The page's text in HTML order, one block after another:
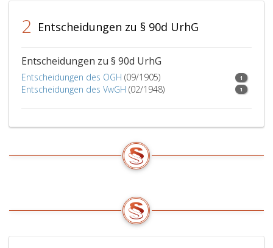
2 Entscheidungen zu § 90d UrhG
Entscheidungen zu § 90d UrhG
Entscheidungen des OGH (09/1905) 1
Entscheidungen des VwGH (02/1948) 1